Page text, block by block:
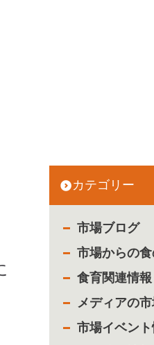
カテゴリー
市場ブログ
市場からの
食育関連情報
メディアの
市場イベン